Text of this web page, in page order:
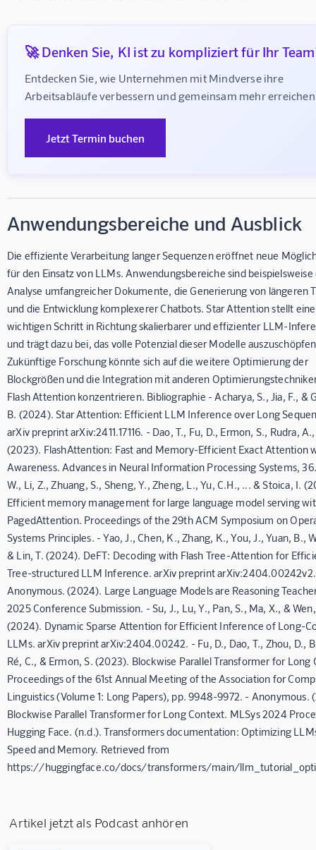
🚀 Denken Sie, KI ist zu kompliziert für Ihr
Entdecken Sie, wie Unternehmen mit Mindverse ihre
Arbeitsabläufe verbessern und gemeinsam mehr
Jetzt Termin buchen
Anwendungsbereiche und Ausblick
Die effiziente Verarbeitung langer Sequenzen eröffnet neue
für den Einsatz von LLMs. Anwendungsbereiche sind beispielsweise
Analyse umfangreicher Dokumente, die Generierung von längeren
und die Entwicklung komplexerer Chatbots. Star Attention stellt
wichtigen Schritt in Richtung skalierbarer und effizienter LLM-
und trägt dazu bei, das volle Potenzial dieser Modelle
Zukünftige Forschung könnte sich auf die weitere Optimierung der
Blockgrößen und die Integration mit anderen
Flash Attention konzentrieren. Bibliographie - Acharya, S., Jia, F., &
B. (2024). Star Attention: Efficient LLM Inference over Long
arXiv preprint arXiv:2411.17116. - Dao, T., Fu, D., Ermon, S., Rudra,
(2023). FlashAttention: Fast and Memory-Efficient Exact Attention
Awareness. Advances in Neural Information Processing Systems,
W., Li, Z., Zhuang, S., Sheng, Y., Zheng, L., Yu, C.H., ... & Stoica, I.
Efficient memory management for large language model serving
PagedAttention. Proceedings of the 29th ACM Symposium on
Systems Principles. - Yao, J., Chen, K., Zhang, K., You, J., Yuan, B.,
& Lin, T. (2024). DeFT: Decoding with Flash Tree-Attention for
Tree-structured LLM Inference. arXiv preprint
Anonymous. (2024). Large Language Models are Reasoning
2025 Conference Submission. - Su, J., Lu, Y., Pan, S., Ma, X., &
(2024). Dynamic Sparse Attention for Efficient Inference of Long-
LLMs. arXiv preprint arXiv:2404.00242. - Fu, D., Dao, T., Zhou, D.,
Ré, C., & Ermon, S. (2023). Blockwise Parallel Transformer for Long
Proceedings of the 61st Annual Meeting of the Association for
Linguistics (Volume 1: Long Papers), pp. 9948-9972. - Anonymous.
Blockwise Parallel Transformer for Long Context. MLSys 2024
Hugging Face. (n.d.). Transformers documentation: Optimizing
Speed and Memory. Retrieved from
https://huggingface.co/docs/transformers/main/
Artikel jetzt als Podcast anhören